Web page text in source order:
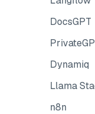
DocsGPT
Dynamiq
Llama
n8n